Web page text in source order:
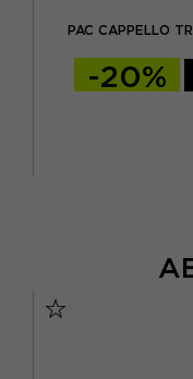
PAC CAPPELLO
-20%